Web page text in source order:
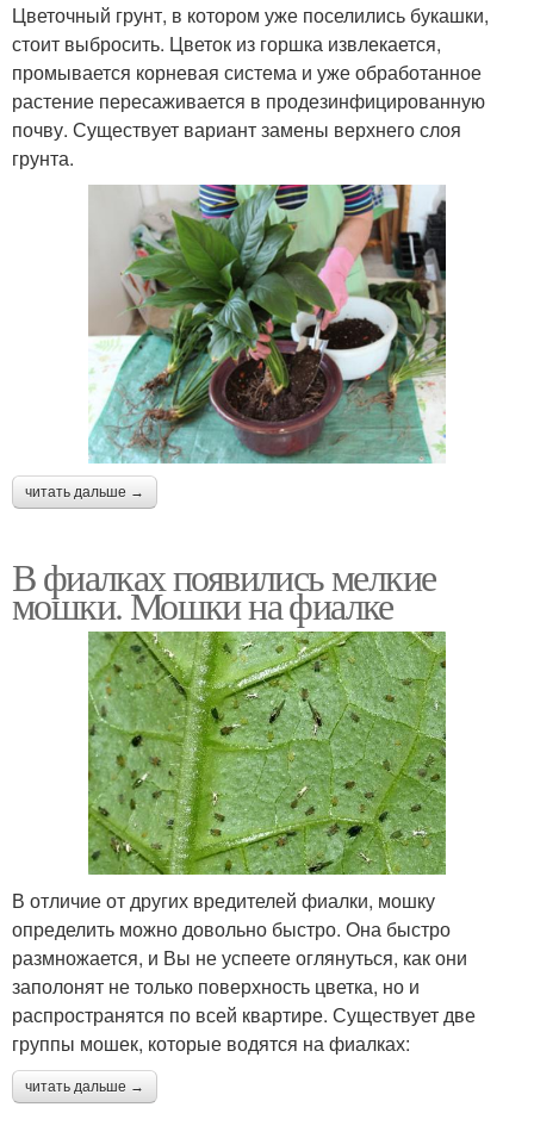
Цветочный грунт, в котором уже поселились букашки,
стоит выбросить. Цветок из горшка извлекается,
промывается корневая система и уже обработанное
растение пересаживается в продезинфицированную
почву. Существует вариант замены верхнего слоя
грунта.
читать дальше →
В фиалках появились мелкие
мошки. Мошки на фиалке
В отличие от других вредителей фиалки, мошку
определить можно довольно быстро. Она быстро
размножается, и Вы не успеете оглянуться, как они
заполонят не только поверхность цветка, но и
распространятся по всей квартире. Существует две
группы мошек, которые водятся на фиалках:
читать дальше →